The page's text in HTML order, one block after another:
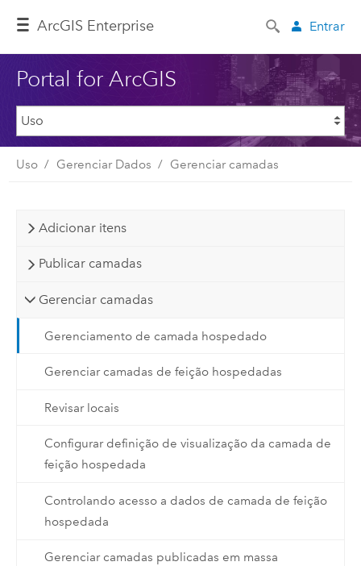
ArcGIS Enterprise Entrar
Portal for ArcGIS
Uso Gerenciar Dados Gerenciar camadas
Adicionar itens
Publicar camadas
Gerenciar camadas
Gerenciamento de camada hospedado
Gerenciar camadas de feição hospedadas
Revisar locais
Configurar definição de visualização da camada de
feição hospedada
Controlando acesso a dados de camada de feição
hospedada
Gerenciar camadas publicadas em massa